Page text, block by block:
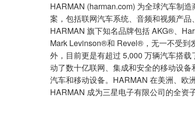
HARMAN (harman.com) 为全球汽车制
案，包括联网汽车系统、音频和视频产品
HARMAN 旗下知名品牌包括 AKG®、
Mark Levinson®和 Revel®，无一不受到
外，目前更是有超过 5,000 万辆汽车搭
动了数十亿联网、集成和安全的移动设
汽车和移动设备。HARMAN 在美洲、欧
HARMAN 成为三星电子有限公司的全资子